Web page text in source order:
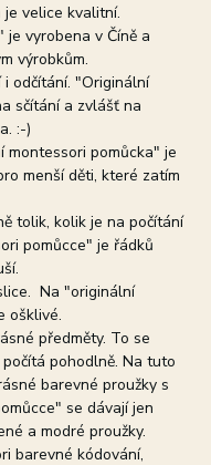
velice kvalitní.
vyrobena v Číně a
výrobkům.
odčítání. "Originální
sčítání a zvlášť na
:-)
pomůcka" je
menší děti, které zatím
tolik, kolik je na počítání
pomůcce" je řádků
Na "originální
ošklivé.
předměty. To se
pohodlně. Na tuto
barevné proužky s
se dávají jen
a modré proužky.
barevné kódování,